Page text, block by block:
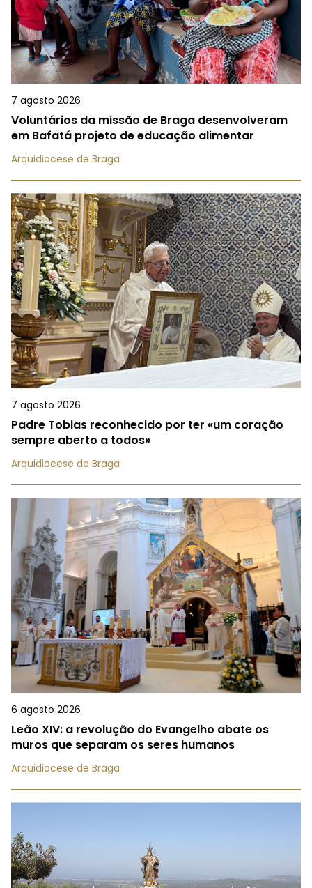
7 agosto 2026
Voluntários da missão de Braga desenvolveram
em Bafatá projeto de educação alimentar
Arquidiocese de Braga
7 agosto 2026
Padre Tobias reconhecido por ter «um coração
sempre aberto a todos»
Arquidiocese de Braga
6 agosto 2026
Leão XIV: a revolução do Evangelho abate os
muros que separam os seres humanos
Arquidiocese de Braga